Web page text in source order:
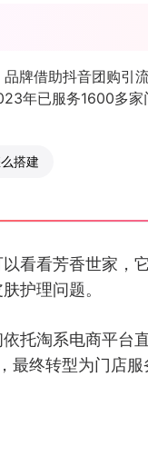
牌借助抖音团购引
年已服务1600多家
搭建
看看芳香世家，
护理问题。
托淘系电商平台
最终转型为门店服